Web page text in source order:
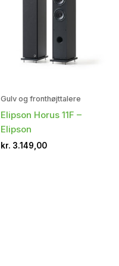
Gulv og fronthøjttalere
Elipson Horus 11F –
Elipson
kr. 3.149,00